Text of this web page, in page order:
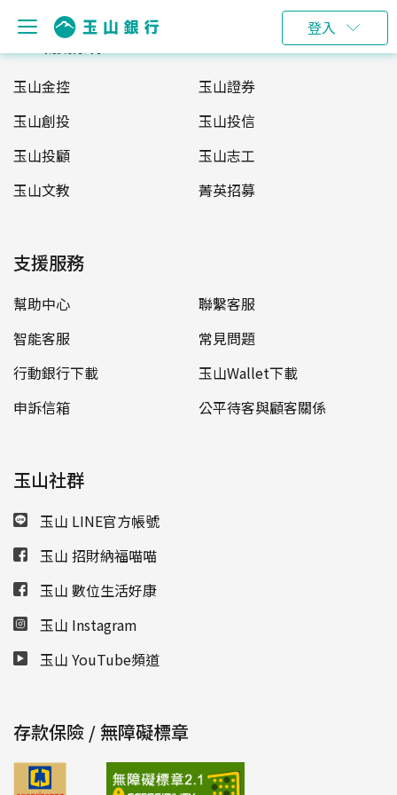
登入
玉山服務網
玉山金控
玉山證券
玉山創投
玉山投信
玉山投顧
玉山志工
玉山文教
菁英招募
支援服務
幫助中心
聯繫客服
智能客服
常見問題
行動銀行下載
玉山Wallet下載
申訴信箱
公平待客與顧客關係
玉山社群
玉山 LINE官方帳號
玉山 招財納福喵喵
玉山 數位生活好康
玉山 Instagram
玉山 YouTube頻道
存款保險 / 無障礙標章